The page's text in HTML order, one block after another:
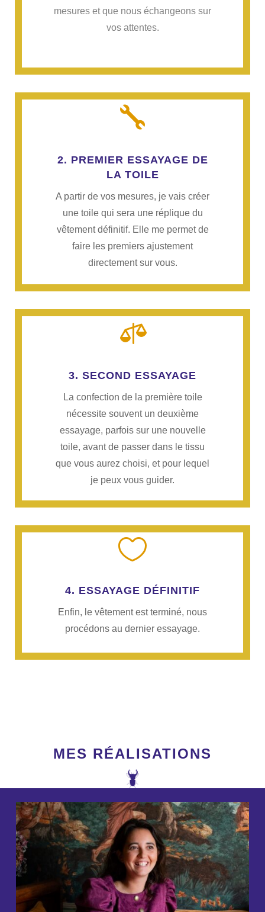
mesures et que nous échangeons sur
vos attentes.

2. PREMIER ESSAYAGE DE
LA TOILE
A partir de vos mesures, je vais créer
une toile qui sera une réplique du
vêtement définitif. Elle me permet de
faire les premiers ajustement
directement sur vous.

3. SECOND ESSAYAGE
La confection de la première toile
nécessite souvent un deuxième
essayage, parfois sur une nouvelle
toile, avant de passer dans le tissu
que vous aurez choisi, et pour lequel
je peux vous guider.

4. ESSAYAGE DÉFINITIF
Enfin, le vêtement est terminé, nous
procédons au dernier essayage.
MES RÉALISATIONS